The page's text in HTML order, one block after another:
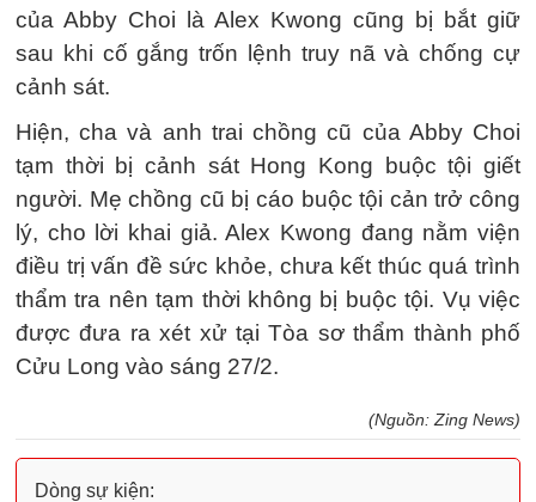
của Abby Choi là Alex Kwong cũng bị bắt giữ
sau khi cố gắng trốn lệnh truy nã và chống cự
cảnh sát.
Hiện, cha và anh trai chồng cũ của Abby Choi
tạm thời bị cảnh sát Hong Kong buộc tội giết
người. Mẹ chồng cũ bị cáo buộc tội cản trở công
lý, cho lời khai giả. Alex Kwong đang nằm viện
điều trị vấn đề sức khỏe, chưa kết thúc quá trình
thẩm tra nên tạm thời không bị buộc tội. Vụ việc
được đưa ra xét xử tại Tòa sơ thẩm thành phố
Cửu Long vào sáng 27/2.
(Nguồn: Zing News)
Dòng sự kiện: